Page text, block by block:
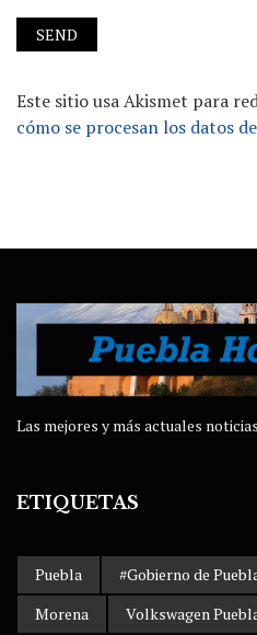
Este sitio usa Akismet para
cómo se procesan los datos
Las mejores y más actuales
ETIQUETAS
Puebla #Gobierno de
Morena
Volkswagen